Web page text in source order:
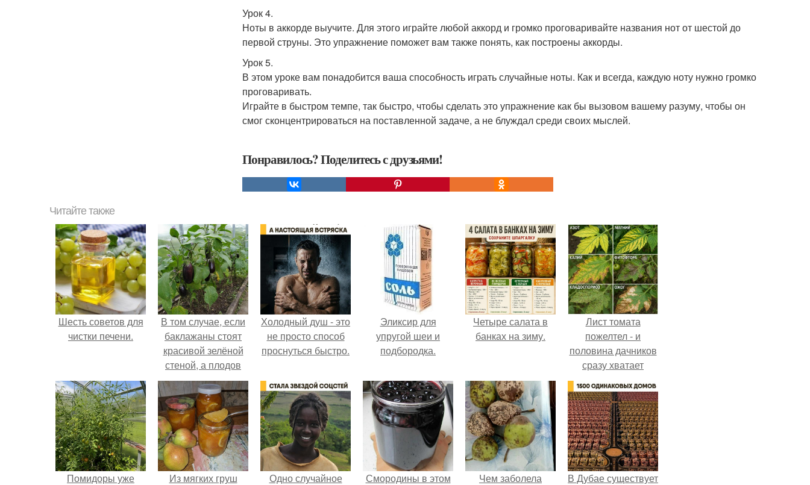
Урок 4.
Ноты в аккорде выучите. Для этого играйте любой аккорд и громко проговаривайте названия нот от шестой до
первой струны. Это упражнение поможет вам также понять, как построены аккорды.
Урок 5.
В этом уроке вам понадобится ваша способность играть случайные ноты. Как и всегда, каждую ноту нужно громко
проговаривать.
Играйте в быстром темпе, так быстро, чтобы сделать это упражнение как бы вызовом вашему разуму, чтобы он
смог сконцентрироваться на поставленной задаче, а не блуждал среди своих мыслей.
Понравилось? Поделитесь с друзьями!
Читайте также
Шесть советов для
чистки печени.
В том случае, если
баклажаны стоят
красивой зелёной
стеной, а плодов
почти не видно -
радоваться тут
нечему.
Холодный душ - это
не просто способ
проснуться быстро.
Эликсир для
упругой шеи и
подбородка.
Четыре салата в
банках на зиму.
Лист томата
пожелтел - и
половина дачников
сразу хватает
Помидоры уже Из мягких груш Одно случайное Смородины в этом Чем заболела В Дубае существует